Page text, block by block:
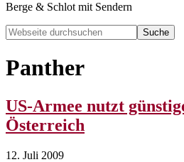
Berge & Schlot mit Sendern
Webseite
durchsuchen
Search
Panther
US-Armee nutzt
Österreich
12. Juli 2009